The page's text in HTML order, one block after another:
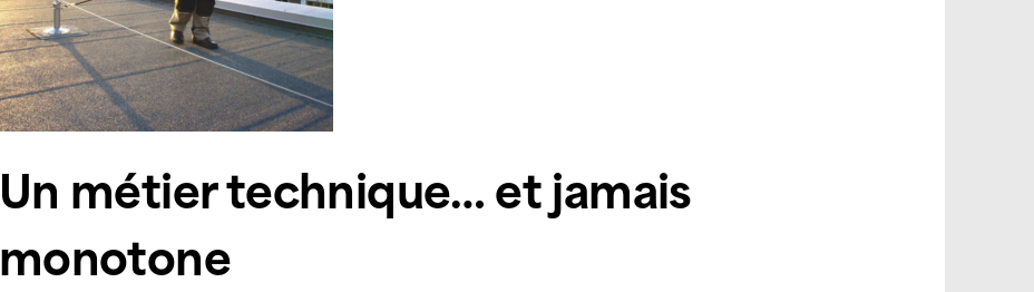
Un métier technique… et jamais
monotone